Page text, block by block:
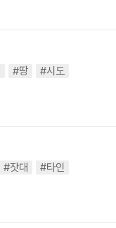
#땅
#시도
#잣대
#타인